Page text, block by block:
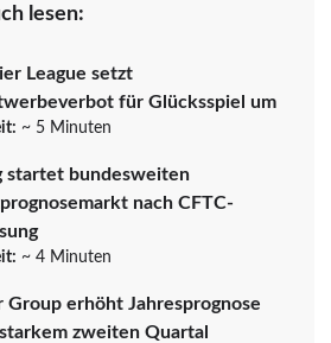
lesen:
League setzt
für Glücksspiel um
~ 5 Minuten
startet bundesweiten
nach CFTC-
~ 4 Minuten
Group erhöht Jahresprognose
zweiten Quartal